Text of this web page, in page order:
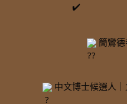
簡鸞德
中文博士候選人